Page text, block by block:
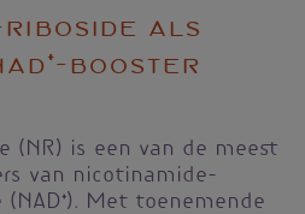
riboside als
booster
(NR) is een van de meest
van nicotinamide-
Met toenemende